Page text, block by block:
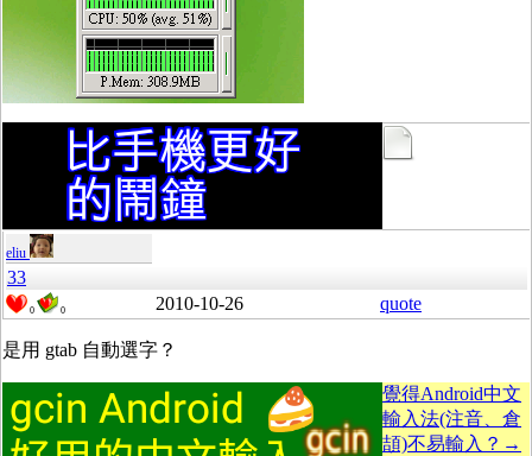
eliu
33
0 0 2010-10-26 quote
是用 gtab 自動選字？
覺得Android中文
輸入法(注音、倉
頡)不易輸入？→